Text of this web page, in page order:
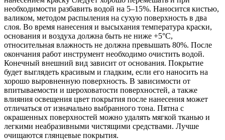
необходимости разбавить водой на 5–15%. Наносится кистью,
валиком, методом распыления на сухую поверхность в два
слоя. Во время нанесения и высыхания температура краски,
основания и воздуха должна быть не ниже +5°C,
относительная влажность не должна превышать 80%. После
окончания работ инструмент необходимо очистить водой.
Конечный внешний вид зависит от основания. Покрытие
будет выглядеть красивым и гладким, если его наносить на
хорошо выровненную поверхность. В зависимости от
впитываемости и шероховатости поверхностей, а также
влияния освещения цвет покрытия после нанесения может
отличаться от изначально выбранного тона. Пятна с
окрашенных поверхностей можно удалять мягкой тканью и
легкими неабразивными чистящими средствами. Лучше
очищаются глянцевые покрытия.